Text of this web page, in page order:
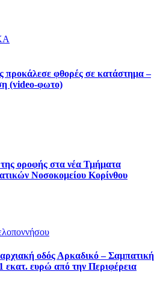
προκάλεσε φθορές σε κατάστημα –
(video-φωτο)
οροφής στα νέα Τμήματα
Νοσοκομείου Κορίνθου
οδός Αρκαδικό – Σαμπατική
εκατ. ευρώ από την Περιφέρεια